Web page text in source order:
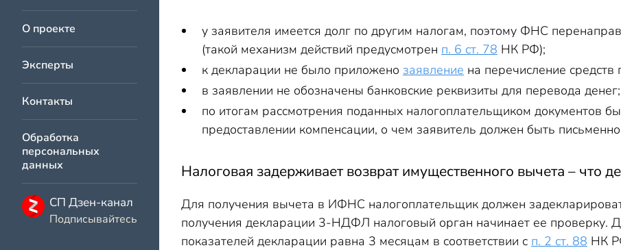
О проекте
Эксперты
Контакты
Обработка
персональных
данных
СП Дзен-канал
Подписывайтесь
у заявителя имеется долг по другим налогам, поэтому ФНС
(такой механизм действий предусмотрен п. 6 ст. 78 НК РФ);
к декларации не было приложено заявление на перечисление
в заявлении не обозначены банковские реквизиты для перевода денег;
по итогам рассмотрения поданных налогоплательщиком документов
предоставлении компенсации, о чем заявитель должен быть
Налоговая задерживает возврат имущественного вычета – что
Для получения вычета в ИФНС налогоплательщик должен
получения декларации 3-НДФЛ налоговый орган начинает ее проверку.
показателей декларации равна 3 месяцам в соответствии с п. 2 ст. 88 НК